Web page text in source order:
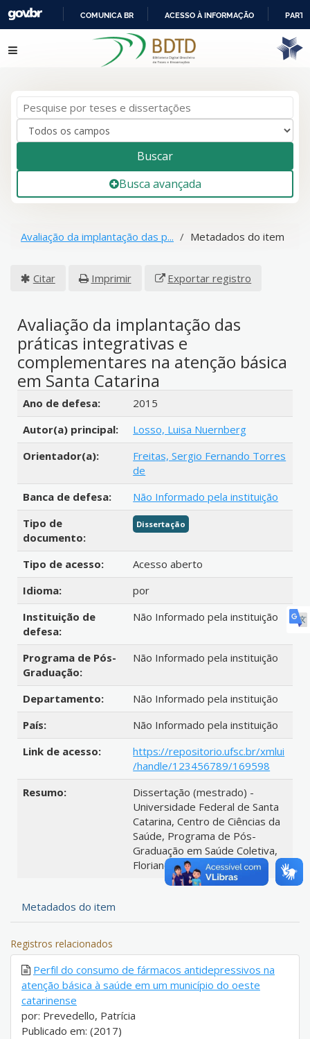
IR
PARA
COMUNICA BR ACESSO À INFORMAÇÃO
Pular para o conteúdo
Buscar
Busca avançada
Avaliação da implantação das p... Metadados do item
Citar Imprimir Exportar registro
Avaliação da implantação das
práticas integrativas e
complementares na atenção básica
em Santa Catarina
Detalhes bibliográficos
Ano de defesa:
2015
Autor(a) principal:
Losso, Luisa Nuernberg
Orientador(a):
Freitas, Sergio Fernando Torres
de
Banca de defesa:
Não Informado pela instituição
Tipo de
documento:
Dissertação
Tipo de acesso:
Acesso aberto
Idioma:
por
Instituição de
defesa:
Não Informado pela instituição
Programa de Pós-
Graduação:
Não Informado pela instituição
Departamento:
Não Informado pela instituição
País:
Não Informado pela instituição
Link de acesso:
https://repositorio.ufsc.br/xmlui
/handle/123456789/169598
Resumo:
Dissertação (mestrado) -
Universidade Federal de Santa
Catarina, Centro de Ciências da
Saúde, Programa de Pós-
Graduação em Saúde Coletiva,
Florianópolis, 2015.
Metadados do item
Registros relacionados
Perfil do consumo de fármacos antidepressivos na
atenção básica à saúde em um município do oeste
catarinense
por: Prevedello, Patrícia
Publicado em: (2017)